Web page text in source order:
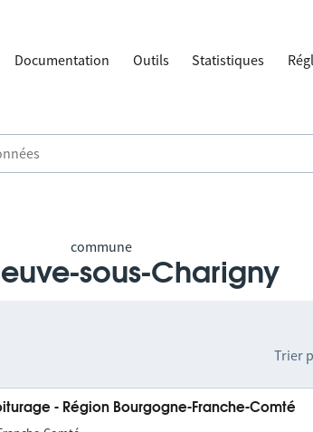
Documentation Outils Statistiques
commune
sous-Charigny
Trier
- Région Bourgogne-Franche-Comté